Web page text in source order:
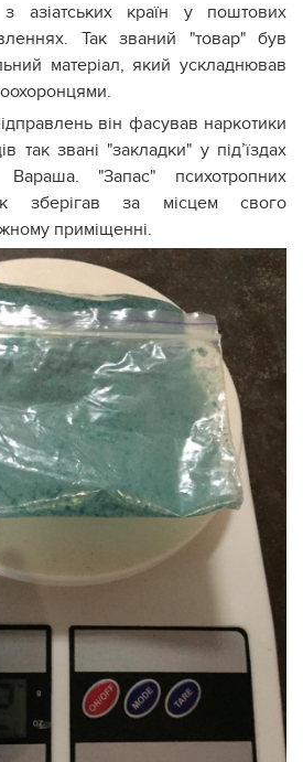
азіатських країн у поштових
Так званий "товар" був
матеріал, який ускладнював
він фасував наркотики
так звані "закладки" у під’їздах
Вараша. "Запас" психотропних
зберігав за місцем свого
приміщенні.